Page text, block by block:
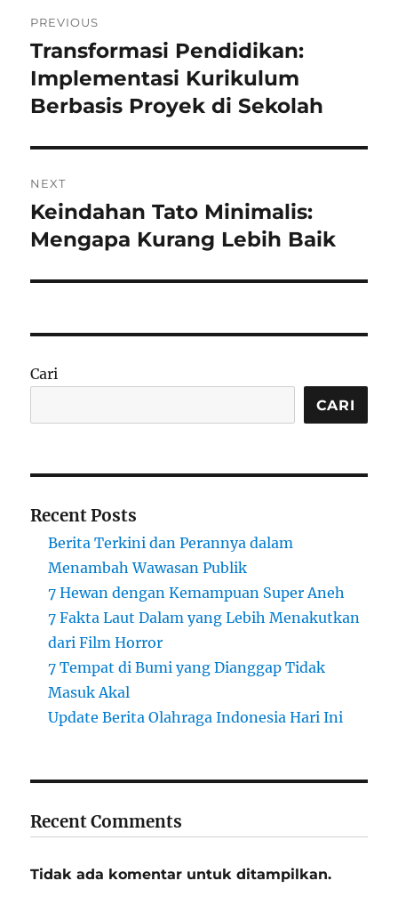
pos
PREVIOUS
Previous
post:
Transformasi Pendidikan:
Implementasi Kurikulum
Berbasis Proyek di Sekolah
NEXT
Next
post:
Keindahan Tato Minimalis:
Mengapa Kurang Lebih Baik
Cari
CARI
Recent Posts
Berita Terkini dan Perannya dalam
Menambah Wawasan Publik
7 Hewan dengan Kemampuan Super Aneh
7 Fakta Laut Dalam yang Lebih Menakutkan
dari Film Horror
7 Tempat di Bumi yang Dianggap Tidak
Masuk Akal
Update Berita Olahraga Indonesia Hari Ini
Recent Comments
Tidak ada komentar untuk ditampilkan.